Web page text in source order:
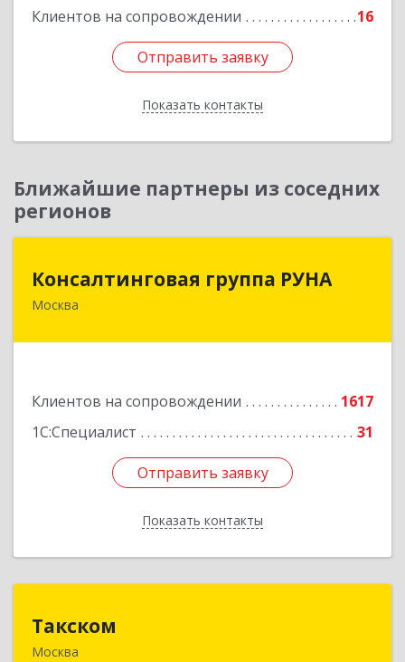
Клиентов на сопровождении 16
Отправить заявку
Показать контакты
Подробнее
Отправить заявку
Назад
Ближайшие партнеры из соседних
регионов
Консалтинговая группа РУНА
Москва
Клиентов на сопровождении
1617
1С:Специалист
31
Отправить заявку
Показать контакты
117218, Москва г, Кржижановского ул, дом №
Отправить заявку
Назад
Такском
Москва119034, Москва г, Барыковский пер, дом №